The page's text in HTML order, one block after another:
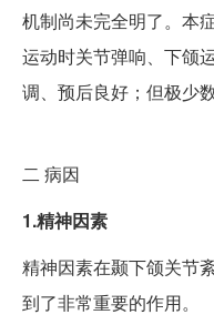
机制尚未完全明了。本
运动时关节弹响、下颌
调、预后良好；但极少
二 病因
1.精神因素
精神因素在颞下颌关节
到了非常重要的作用。